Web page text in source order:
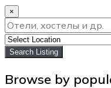
×
Search Listing
Browse by